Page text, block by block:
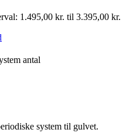
1.495,00 kr. til 3.395,00 kr.
antal
system til gulvet.